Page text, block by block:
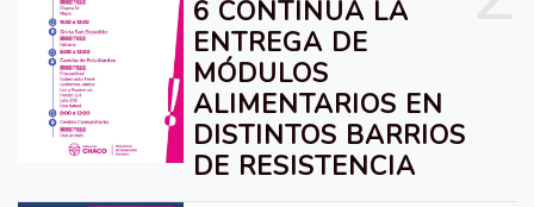
6 CONTINÚA LA
ENTREGA DE
MÓDULOS
ALIMENTARIOS EN
DISTINTOS BARRIOS
DE RESISTENCIA